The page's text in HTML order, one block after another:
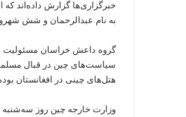
خبرگزاری‌ها گزارش داده‌اند
به نام عبدالرحمان و شش شهروند افغانستان
گروه داعش خراسان مسئولیت
سیاست‌های چین در قبال
هتل‌های چینی در افغانستان
وزارت خارجه چین روز سه‌شنبه